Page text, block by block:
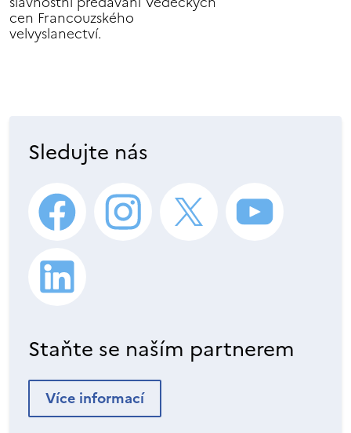
cen Francouzského
velvyslanectví.
Sledujte nás
Staňte se naším partnerem
Více informací